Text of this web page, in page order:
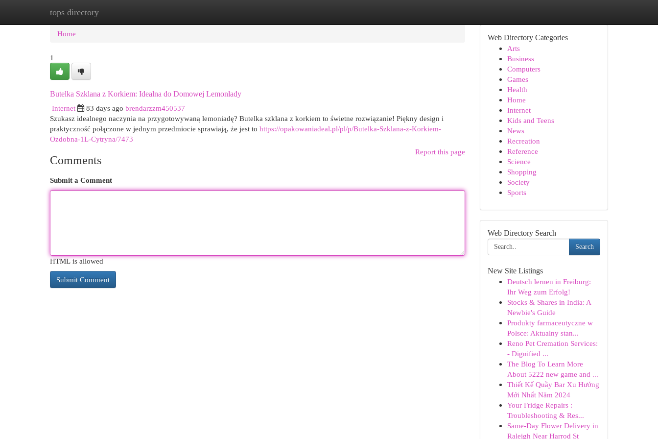
tops directory
Home New Site Listings
Home
1
Butelka Szklana z Korkiem: Idealna do Domowej Lemonlady
Internet
83 days ago brendarzzm450537
Szukasz idealnego naczynia na przygotowywaną lemoniadę? Butelka szklana z korkiem to świetne rozwiązanie! Piękny design i
praktyczność połączone w jednym przedmiocie sprawiają, że jest to https://opakowaniadeal.pl/pl/p/Butelka-Szklana-z-Korkiem-
Ozdobna-1L-Cytryna/7473
Report this page
Comments
Submit a Comment
HTML is allowed
Web Directory Categories
Arts
Business
Computers
Games
Health
Home
Internet
Kids and Teens
News
Recreation
Reference
Science
Shopping
Society
Sports
Web Directory Search
Search
New Site Listings
Deutsch lernen in Freiburg:
Ihr Weg zum Erfolg!
Stocks & Shares in India: A
Newbie's Guide
Produkty farmaceutyczne w
Polsce: Aktualny stan...
Reno Pet Cremation Services:
- Dignified ...
The Blog To Learn More
About 5222 new game and ...
Thiết Kế Quầy Bar Xu Hướng
Mới Nhất Năm 2024
Your Fridge Repairs :
Troubleshooting & Res...
Same-Day Flower Delivery in
Raleigh Near Harrod St